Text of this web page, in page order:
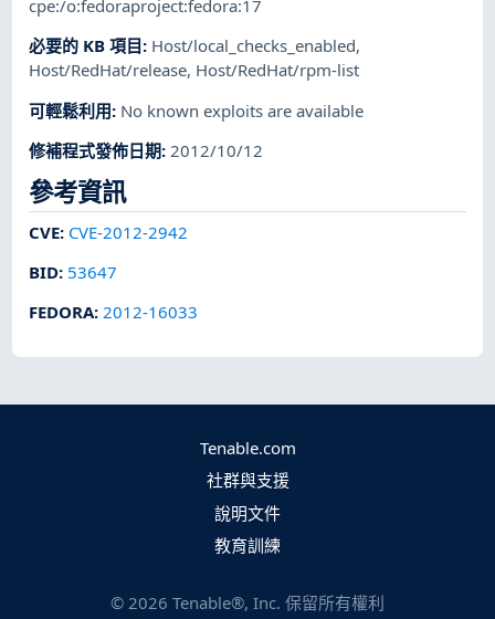
cpe:/o:fedoraproject:fedora:17
必要的 KB 項目: Host/local_checks_enabled,
Host/RedHat/release, Host/RedHat/rpm-list
可輕鬆利用: No known exploits are available
修補程式發佈日期: 2012/10/12
參考資訊
CVE: CVE-2012-2942
BID: 53647
FEDORA:2012-16033
Tenable.com
社群與支援
說明文件
教育訓練
© 2026 Tenable®, Inc. 保留所有權利